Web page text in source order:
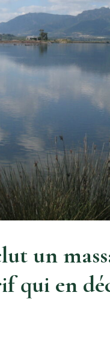
un
qui en